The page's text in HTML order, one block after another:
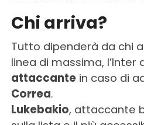
Chi arriva?
Tutto dipenderà da chi
linea di massima, l’Inter
attaccantein caso di
Correa.
Lukebakio, attaccante